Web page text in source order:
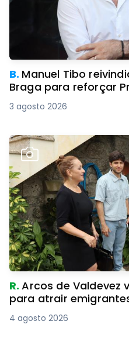
B. Manuel Tibo
Braga para reforçar
3 agosto 2026
R.Arcos de Valdevez
para atrair
4 agosto 2026